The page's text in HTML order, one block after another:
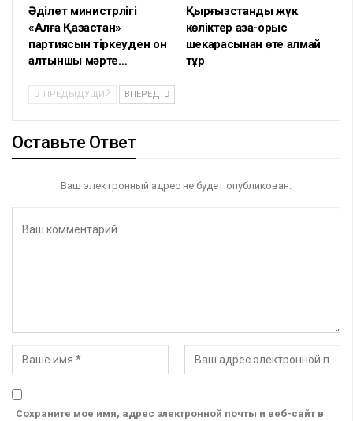
Әділет министрлігі
«Алға Қазақстан»
партиясын тіркеуден он
алтыншы мәрте…
Қырғызстандық жүк
көліктер қазақ-орыс
шекарасынан өте алмай
тұр
ПРЕДЫДУЩИЙ ВПЕРЕД
Оставьте Ответ
Ваш электронный адрес не будет опубликован.
Сохраните мое имя, адрес электронной почты и веб-сайт в